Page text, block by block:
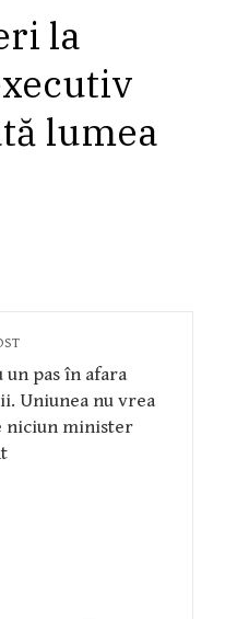
la
lumea
un pas în afara
Uniunea nu vrea
niciun minister